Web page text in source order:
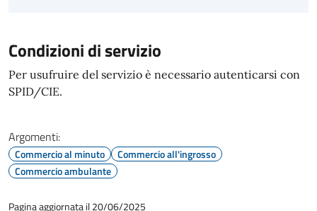
Condizioni di servizio
Per usufruire del servizio è necessario autenticarsi con
SPID/CIE.
Argomenti:
Commercio al minuto
Commercio all'ingrosso
Commercio ambulante
Pagina aggiornata il 20/06/2025